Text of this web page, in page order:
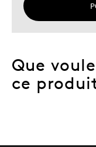
Que
ce